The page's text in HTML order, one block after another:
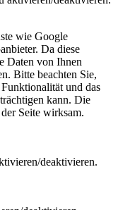
wie Google
Da diese
Daten von Ihnen
Bitte beachten Sie,
und das
kann. Die
Seite wirksam.
deaktivieren.